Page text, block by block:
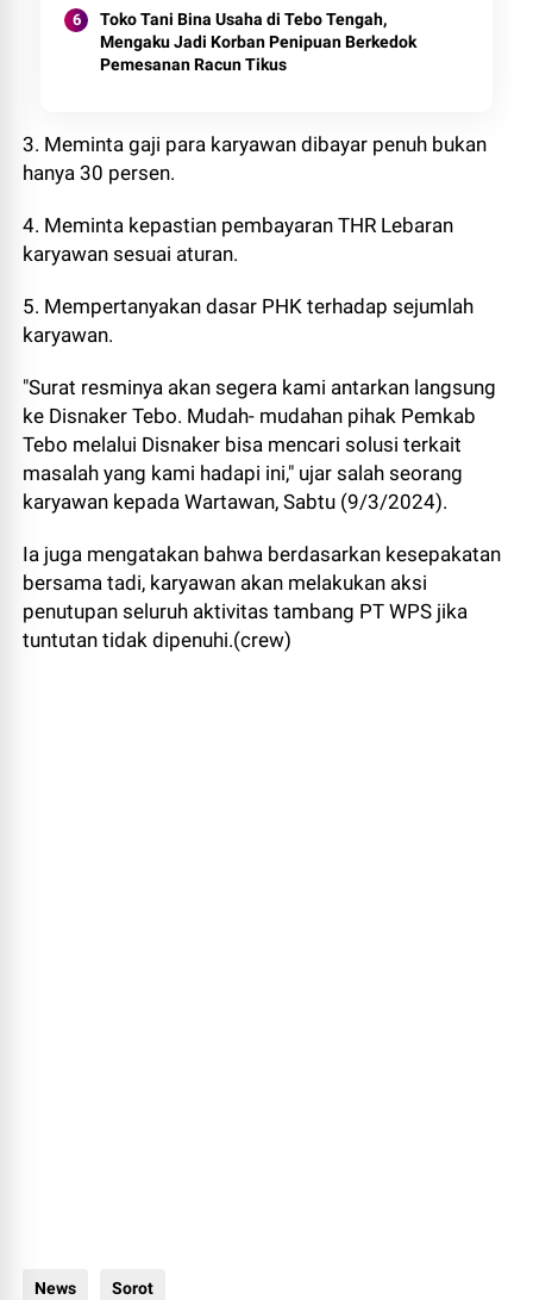
Toko Tani Bina Usaha di Tebo Tengah,
Mengaku Jadi Korban Penipuan Berkedok
Pemesanan Racun Tikus
3. Meminta gaji para karyawan dibayar penuh bukan
hanya 30 persen.
4. Meminta kepastian pembayaran THR Lebaran
karyawan sesuai aturan.
5. Mempertanyakan dasar PHK terhadap sejumlah
karyawan.
"Surat resminya akan segera kami antarkan langsung
ke Disnaker Tebo. Mudah- mudahan pihak Pemkab
Tebo melalui Disnaker bisa mencari solusi terkait
masalah yang kami hadapi ini," ujar salah seorang
karyawan kepada Wartawan, Sabtu (9/3/2024).
Ia juga mengatakan bahwa berdasarkan kesepakatan
bersama tadi, karyawan akan melakukan aksi
penutupan seluruh aktivitas tambang PT WPS jika
tuntutan tidak dipenuhi.(crew)
News Sorot